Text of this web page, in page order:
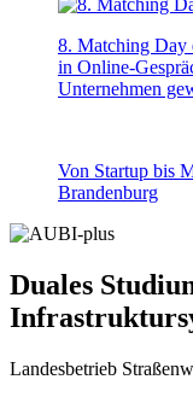
8. Matching Day
in Online-
Unternehmen
Von Startup bis
Brandenburg
Duales
Landesbetrieb